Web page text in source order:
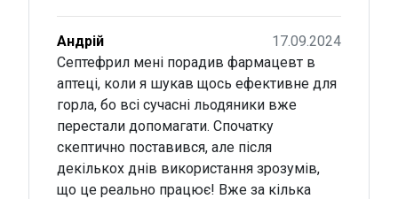
Андрій
17.09.2024
Септефрил мені порадив фармацевт в
аптеці, коли я шукав щось ефективне для
горла, бо всі сучасні льодяники вже
перестали допомагати. Спочатку
скептично поставився, але після
декількох днів використання зрозумів,
що це реально працює! Вже за кілька